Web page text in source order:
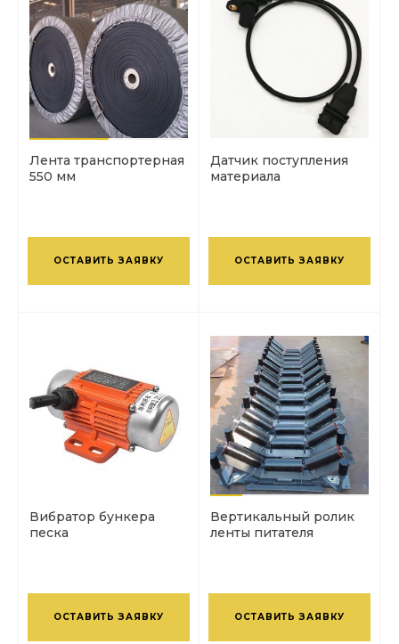
Лента транспортерная
550 мм
ОСТАВИТЬ ЗАЯВКУ
Датчик поступления
материала
ОСТАВИТЬ ЗАЯВКУ
Вибратор бункера
песка
ОСТАВИТЬ ЗАЯВКУ
Вертикальный ролик
ленты питателя
ОСТАВИТЬ ЗАЯВКУ